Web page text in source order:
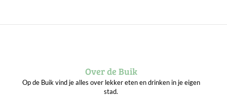
Over de Buik
Op de Buik vind je alles over lekker eten en drinken in je eigen
stad.